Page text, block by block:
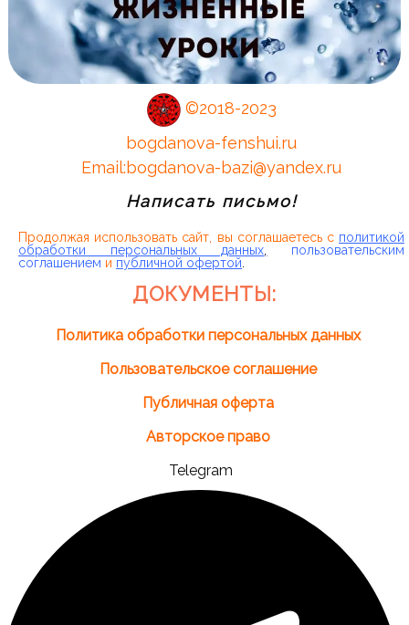
©2018-2023
bogdanova-fenshui.ru
Email:bogdanova-bazi@yandex.ru
Написать письмо!
Продолжая использовать сайт, вы соглашаетесь с политикой
обработки персональных данных,
пользовательским
соглашением и публичной офертой.
ДОКУМЕНТЫ:
Политика обработки персональных данных
Пользовательское соглашение
Публичная оферта
Авторское право
Telegram